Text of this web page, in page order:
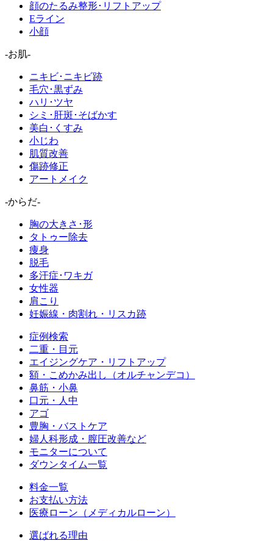
顔のたるみ整形･リフトアップ
Eライン
小顔
-お肌-
ニキビ･ニキビ跡
毛穴･黒ずみ
ハリ･ツヤ
シミ･肝斑･そばかす
美白･くすみ
小じわ
肌質改善
傷跡修正
アートメイク
-からだ-
胸の大きさ･形
タトゥー除去
痩身
脱毛
多汗症･ワキガ
女性器
肩こり
妊娠線・肉割れ・リスカ跡
症例検索
二重・目元
エイジングケア・リフトアップ
額・こめかみ出し（オルチャンデコ）
鼻筋・小鼻
口元・人中
アゴ
豊胸・バストケア
婦人科形成・膣圧改善など
モニターについて
ダウンタイム一覧
料金一覧
お支払い方法
医療ローン（メディカルローン）
選ばれる理由